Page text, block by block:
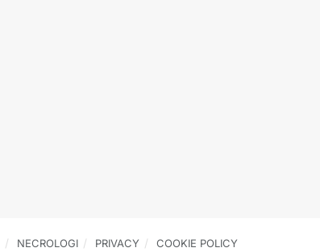
NECROLOGI PRIVACY COOKIE POLICY